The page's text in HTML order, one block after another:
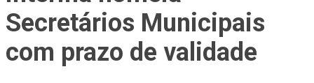
Secretários Municipais
com prazo de validade